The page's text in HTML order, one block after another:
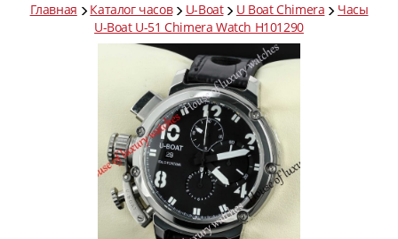
Главная Каталог часов U-Boat U Boat Chimera
Часы
U-Boat U-51 Chimera Watch H101290